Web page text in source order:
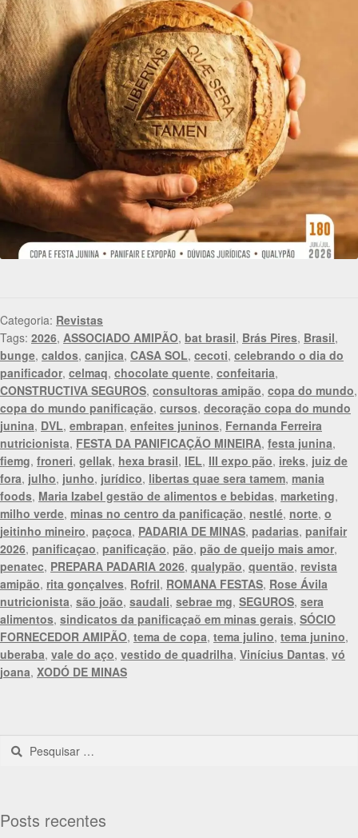
Categoria: Revistas
Tags: 2026, ASSOCIADO AMIPÃO, bat brasil, Brás Pires, Brasil,
bunge, caldos, canjica, CASA SOL, cecoti, celebrando o dia do
panificador, celmaq, chocolate quente, confeitaria,
CONSTRUCTIVA SEGUROS, consultoras amipão, copa do mundo,
copa do mundo panificação, cursos, decoração copa do mundo
junina, DVL, embrapan, enfeites juninos, Fernanda Ferreira
nutricionista, FESTA DA PANIFICAÇÃO MINEIRA, festa junina,
fiemg, froneri, gellak, hexa brasil, IEL, III expo pão, ireks, juiz de
fora, julho, junho, jurídico, libertas quae sera tamem, mania
foods, Maria Izabel gestão de alimentos e bebidas, marketing,
milho verde, minas no centro da panificação, nestlé, norte, o
jeitinho mineiro, paçoca, PADARIA DE MINAS, padarias, panifair
2026, panificaçao, panificação, pão, pão de queijo mais amor,
penatec, PREPARA PADARIA 2026, qualypão, quentão, revista
amipão, rita gonçalves, Rofril, ROMANA FESTAS, Rose Ávila
nutricionista, são joão, saudali, sebrae mg, SEGUROS, sera
alimentos, sindicatos da panificaçaõ em minas gerais, SÓCIO
FORNECEDOR AMIPÃO, tema de copa, tema julino, tema junino,
uberaba, vale do aço, vestido de quadrilha, Vinícius Dantas, vó
joana, XODÓ DE MINAS
Posts recentes